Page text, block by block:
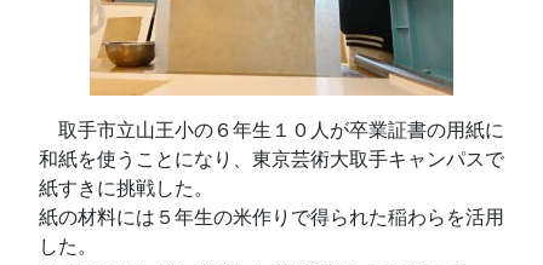
取手市立山王小の６年生１０人が卒業証書の用紙に
和紙を使うことになり、東京芸術大取手キャンパスで
紙すきに挑戦した。
紙の材料には５年生の米作りで得られた稲わらを活用
した。